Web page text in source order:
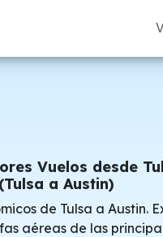
Vuelos desde
a Austin)
de Tulsa a Austin.
aéreas de las